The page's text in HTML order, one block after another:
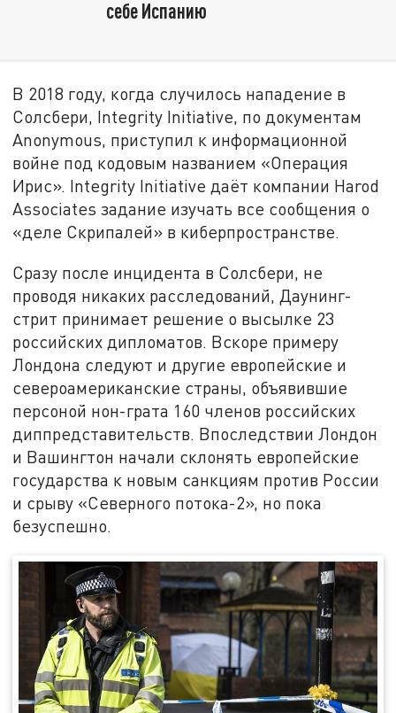
себе Испанию
В 2018 году, когда случилось нападение в
Солсбери, Integrity Initiative, по документам
Anonymous, приступил к информационной
войне под кодовым названием «Операция
Ирис». Integrity Initiative даёт компании Harod
Associates задание изучать все сообщения о
«деле Скрипалей» в киберпространстве.
Сразу после инцидента в Солсбери, не
проводя никаких расследований, Даунинг-
стрит принимает решение о высылке 23
российских дипломатов. Вскоре примеру
Лондона следуют и другие европейские и
североамериканские страны, объявившие
персоной нон-грата 160 членов российских
диппредставительств. Впоследствии Лондон
и Вашингтон начали склонять европейские
государства к новым санкциям против России
и срыву «Северного потока-2», но пока
безуспешно.